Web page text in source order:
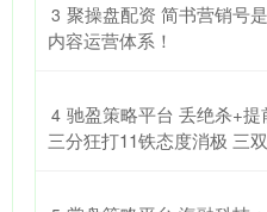
3 聚操盘配资 简书营销号
内容运营体系！
4 驰盈策略平台 丢绝杀+
三分狂打11铁态度消极 三